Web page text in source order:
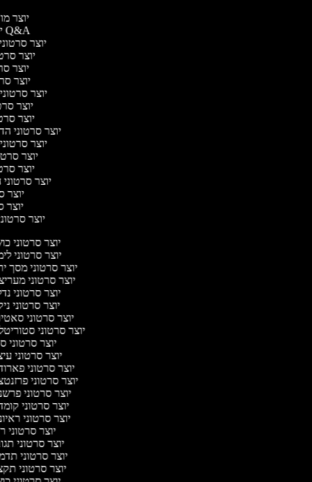
יוצר
יוצר סרטוני Q&A
יוצר
יוצר
יוצר
יוצר
יוצר סרטוני
יוצר
יוצר
יוצר סרטוני
יוצר
יוצר
יוצר
יוצר
יוצר
יוצר
יוצר
יוצר סרטוני
יוצר סרטוני
יוצר סרטוני מסך
יוצר סרטוני
יוצר סרטוני
יוצר סרטוני
יוצר סרטוני
יוצר סרטוני
יוצר סרטוני
יוצר סרטוני
יוצר סרטוני
יוצר סרטוני
יוצר סרטוני
יוצר סרטוני
יוצר סרטוני
יוצר סרטוני
יוצר סרטוני
יוצר סרטוני
יוצר סרטוני